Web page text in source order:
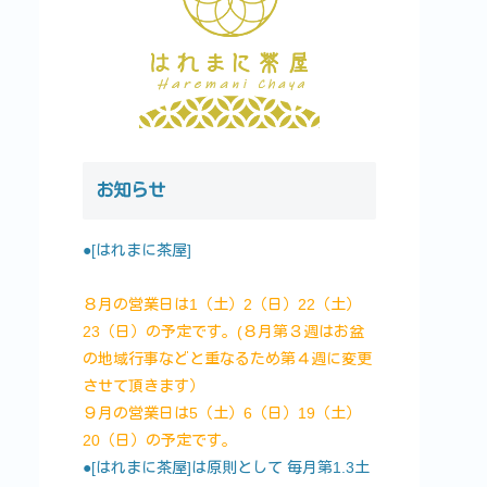
お知らせ
●[はれまに茶屋]
８月の営業日は1（土）2（日）22（土）
23（日）の予定です。(８月第３週はお盆
の地域行事などと重なるため第４週に変更
させて頂きます）
９月の営業日は5（土）6（日）19（土）
20（日）の予定です。
●[はれまに茶屋]は原則として 毎月第1.3土